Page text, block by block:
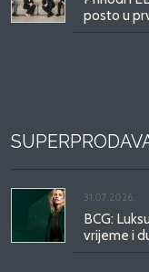
posto u
31.07.2026.
BCG:
vrijeme i